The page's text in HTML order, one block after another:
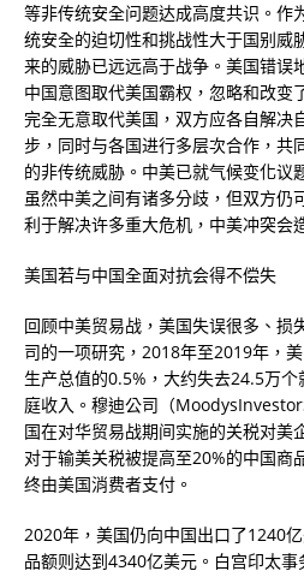
等非传统安全问题达成高度共识。作
统安全的迫切性和挑战性大于国别威
来的威胁已远远高于战争。美国错误
中国意图取代美国霸权，忽略和改变
完全无意取代美国，双方应各自解决
步，同时与各国进行多层次合作，共
的非传统威胁。中美已就气候变化议
虽然中美之间有诸多分歧，但双方仍
利于解决许多重大危机，中美冲突会
美国若与中国全面对抗会得不偿失
回顾中美贸易战，美国失误很多、损
司的一项研究，2018年至2019年，
生产总值的0.5%，大约失去24.5万
庭收入。穆迪公司（
国在对华贸易战期间实施的关税对美
对于输美关税被提高至20%的中国商
终由美国消费者支付。
2020年，美国仍向中国出口了1240
品额则达到4340亿美元。白宫印太